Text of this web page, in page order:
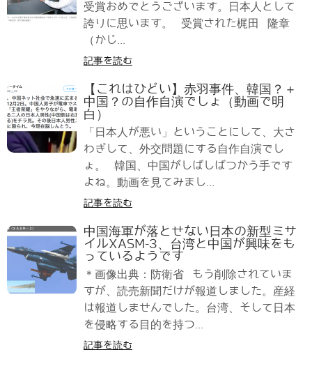
受賞おめでとうございます。日本人として
誇りに思います。 受賞された梶田 隆章
（かじ...
記事を読む
【これはひどい】赤羽事件、韓国？＋
中国？の自作自演でしょ（動画で明
白）
「日本人が悪い」ということにして、大さ
わぎして、外交問題にする自作自演でし
ょ。 韓国、中国がしばしばつかう手です
よね。動画を見てみまし...
記事を読む
中国海軍が落とせない日本の新型ミサ
イルXASM-3、台湾と中国が興味をも
っているようです
＊画像出典：防衛省 もう削除されていま
すが、読売新聞だけが報道しました。産経
は報道しませんでした。台湾、そして日本
を侵略する目的を持つ...
記事を読む